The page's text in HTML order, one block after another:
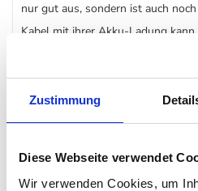
Zustimmung
Diese Webseite verwendet
Wir verwenden Cookies, um
nur gut aus, sondern ist auch
Kabel mit ihrer Akku-Ladung
abgestellt werden, wo sie
auch Außenbereich. Die Bob
dimmbar und kann über den
ein- und ausgeschaltet werden,
einen Strom-Aus-Schalter auf der